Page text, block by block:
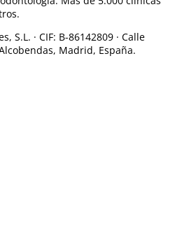
S.L. · CIF: B-86142809 · Calle
Madrid, España.